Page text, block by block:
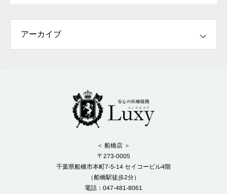
＜ 船橋店 ＞
〒273-0005
千葉県船橋市本町7-5-14 セイコービル4階
（船橋駅徒歩2分）
電話：047-481-8061